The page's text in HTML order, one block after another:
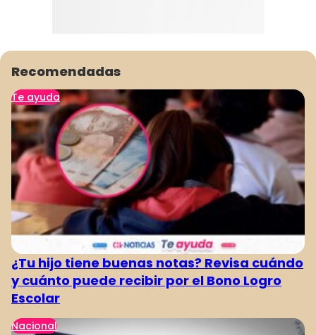
Recomendadas
Te ayuda
¿Tu hijo tiene buenas notas? Revisa cuándo
y cuánto puede recibir por el Bono Logro
Escolar
Nacional